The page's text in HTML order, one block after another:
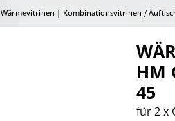
Wärmevitrinen | Kombinationsvitrinen
HM
45
für 2 x